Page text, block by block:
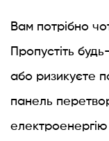
сонячної
для
вашої
батареї
Контролер
Вам потрібно
Пропустіть
або ризикуєте
панель